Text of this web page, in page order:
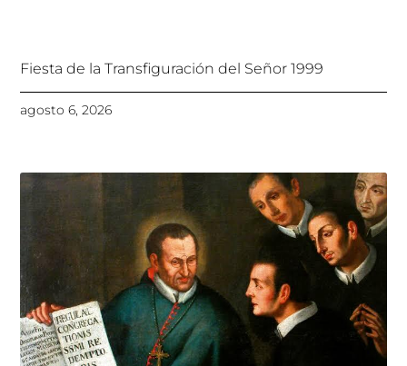
Fiesta de la Transfiguración del Señor 1999
agosto 6, 2026